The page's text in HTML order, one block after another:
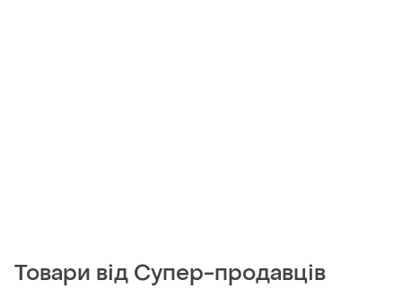
Товари від Супер-продавців